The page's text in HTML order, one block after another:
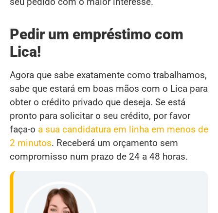
Pedir um empréstimo com
Lica!
Agora que sabe exatamente como trabalhamos,
sabe que estará em boas mãos com o Lica para
obter o crédito privado que deseja. Se está
pronto para solicitar o seu crédito, por favor
faça-o a sua candidatura em linha em menos de
2 minutos. Receberá um orçamento sem
compromisso num prazo de 24 a 48 horas.